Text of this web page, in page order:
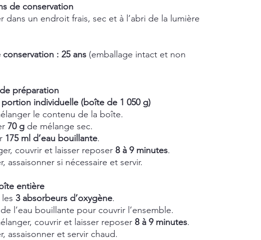
de conservation
dans un endroit frais, sec et à l’abri de la lumière
conservation : 25 ans (emballage intact et non
préparation
portion individuelle (boîte de 1 050 g)
le contenu de la boîte.
70 g de mélange sec.
175 ml d’eau bouillante.
couvrir et laisser reposer 8 à 9 minutes.
assaisonner si nécessaire et servir.
entière
3 absorbeurs d’oxygène.
l’eau bouillante pour couvrir l’ensemble.
couvrir et laisser reposer 8 à 9 minutes.
assaisonner et servir chaud.